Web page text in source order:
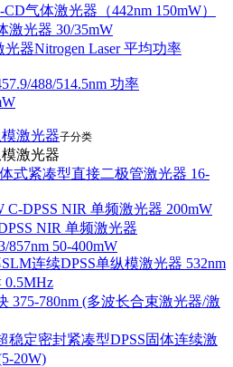
气体激光器（442nm 150mW）
激光器 30/35mW
光器Nitrogen Laser 平均功率
488/514.5nm 功率
激光器子分类
激光器
式紧凑型直接二极管激光器 16-
C-DPSS NIR 单频激光器 200mW
NIR 单频激光器
857nm 50-400mW
连续DPSS单纵模激光器 532nm
0.5MHz
375-780nm (多波长合束激光器/激
稳定密封紧凑型DPSS固体连续激
20W)